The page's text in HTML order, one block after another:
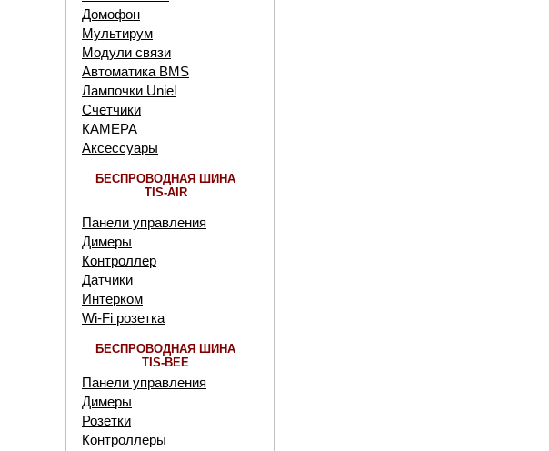
Домофон
Мультирум
Модули связи
Автоматика BMS
Лампочки Uniel
Счетчики
КАМЕРА
Аксессуары
БЕСПРОВОДНАЯ ШИНА
TIS-AIR
Панели управления
Димеры
Контроллер
Датчики
Интерком
Wi-Fi розетка
БЕСПРОВОДНАЯ ШИНА
TIS-BEE
Панели управления
Димеры
Розетки
Контроллеры